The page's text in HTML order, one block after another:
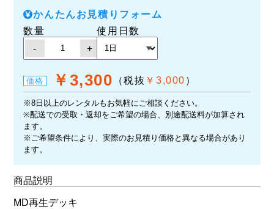
かんたんお見積りフォーム
数量
-
+
使用日数
価格 ￥3,300 （税抜 ￥3,000 ）
※8日以上のレンタルもお気軽にご相談ください。
※配送での受取・返却をご希望の場合、別途配送料が加算され
ます。
※ご希望条件により、実際のお見積り価格と異なる場合があり
ます。
商品説明
MD再生デッキ